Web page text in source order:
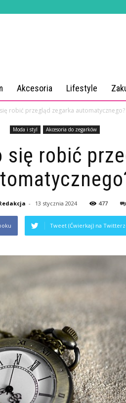
Akcesoria Lifestyle
robić przegląd zegarka automatycznego?
Moda i styl Akcesoria do zegarków
się robić
- 13 stycznia 2024 477
Tweet (Ćwierkaj) na